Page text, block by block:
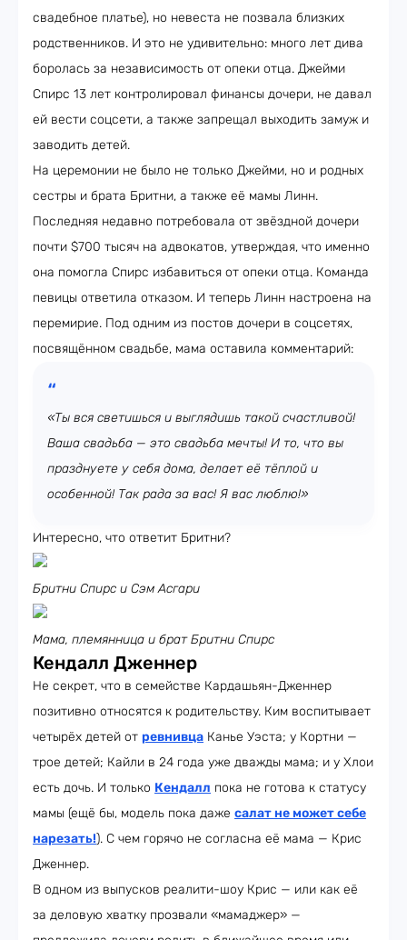
свадебное платье), но невеста не позвала близких
родственников. И это не удивительно: много лет дива
боролась за независимость от опеки отца. Джейми
Спирс 13 лет контролировал финансы дочери, не давал
ей вести соцсети, а также запрещал выходить замуж и
заводить детей.
На церемонии не было не только Джейми, но и родных
сестры и брата Бритни, а также её мамы Линн.
Последняя недавно потребовала от звёздной дочери
почти $700 тысяч на адвокатов, утверждая, что именно
она помогла Спирс избавиться от опеки отца. Команда
певицы ответила отказом. И теперь Линн настроена на
перемирие. Под одним из постов дочери в соцсетях,
посвящённом свадьбе, мама оставила комментарий:
«Ты вся светишься и выглядишь такой счастливой!
Ваша свадьба — это свадьба мечты! И то, что вы
празднуете у себя дома, делает её тёплой и
особенной! Так рада за вас! Я вас люблю!»
Интересно, что ответит Бритни?
Бритни Спирс и Сэм Асгари
Мама, племянница и брат Бритни Спирс
Кендалл Дженнер
Не секрет, что в семействе Кардашьян-Дженнер
позитивно относятся к родительству. Ким воспитывает
четырёх детей от ревнивца Канье Уэста; у Кортни —
трое детей; Кайли в 24 года уже дважды мама; и у Хлои
есть дочь. И только Кендалл пока не готова к статусу
мамы (ещё бы, модель пока даже салат не может себе
нарезать!). С чем горячо не согласна её мама — Крис
Дженнер.
В одном из выпусков реалити-шоу Крис — или как её
за деловую хватку прозвали «мамаджер» —